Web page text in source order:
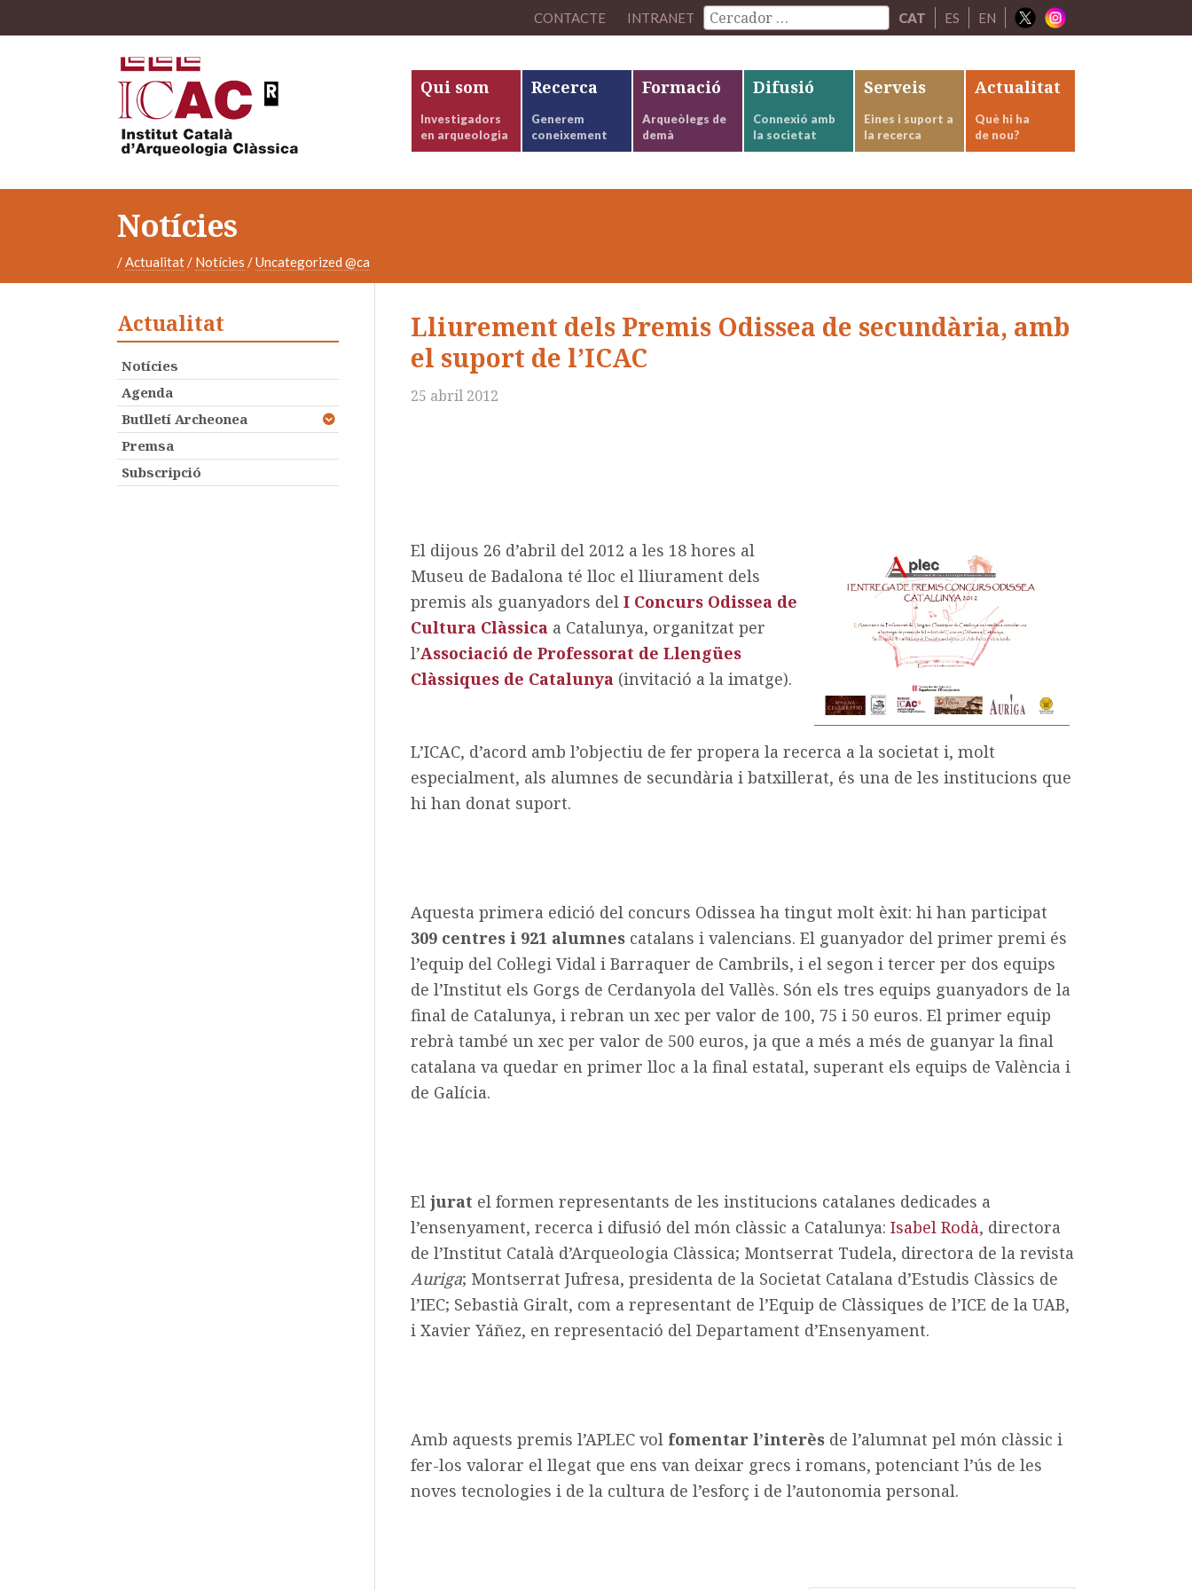
CONTACTE INTRANET CAT ES EN
Qui som
Investigadors
en arqueologia
Recerca
Generem
coneixement
Formació
Arqueòlegs de
demà
Difusió
Connexió amb
la societat
Serveis
Eines i suport a
la recerca
Actualitat
Què hi ha
de nou?
Notícies
/Actualitat/ Notícies /Uncategorized @ca
Lliurement dels Premis Odissea de secundària, amb
el suport de l’ICAC
25 abril 2012
El dijous 26 d’abril del 2012 a les 18 hores al
Museu de Badalona té lloc el lliurament dels
premis als guanyadors del I Concurs Odissea de
Cultura Clàssica a Catalunya, organitzat per
l’Associació de Professorat de Llengües
Clàssiques de Catalunya (invitació a la imatge).
L’ICAC, d’acord amb l’objectiu de fer propera la recerca a la societat i, molt
especialment, als alumnes de secundària i batxillerat, és una de les institucions que
hi han donat suport.
Aquesta primera edició del concurs Odissea ha tingut molt èxit: hi han participat
309 centres i 921 alumnes catalans i valencians. El guanyador del primer premi és
l’equip del Col·legi Vidal i Barraquer de Cambrils, i el segon i tercer per dos equips
de l’Institut els Gorgs de Cerdanyola del Vallès. Són els tres equips guanyadors de la
final de Catalunya, i rebran un xec per valor de 100, 75 i 50 euros. El primer equip
rebrà també un xec per valor de 500 euros, ja que a més a més de guanyar la final
catalana va quedar en primer lloc a la final estatal, superant els equips de València i
de Galícia.
El jurat el formen representants de les institucions catalanes dedicades a
l’ensenyament, recerca i difusió del món clàssic a Catalunya: Isabel Rodà, directora
de l’Institut Català d’Arqueologia Clàssica; Montserrat Tudela, directora de la revista
Auriga; Montserrat Jufresa, presidenta de la Societat Catalana d’Estudis Clàssics de
l’IEC; Sebastià Giralt, com a representant de l’Equip de Clàssiques de l’ICE de la UAB,
i Xavier Yáñez, en representació del Departament d’Ensenyament.
Amb aquests premis l’APLEC vol fomentar l’interès de l’alumnat pel món clàssic i
fer-los valorar el llegat que ens van deixar grecs i romans, potenciant l’ús de les
noves tecnologies i de la cultura de l’esforç i de l’autonomia personal.
Actualitat
Notícies
Agenda
Butlletí Archeonea
Premsa
Subscripció